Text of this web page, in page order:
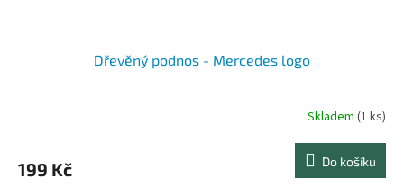
Dřevěný podnos - Mercedes logo
Skladem (1 ks)
199 Kč Do košíku